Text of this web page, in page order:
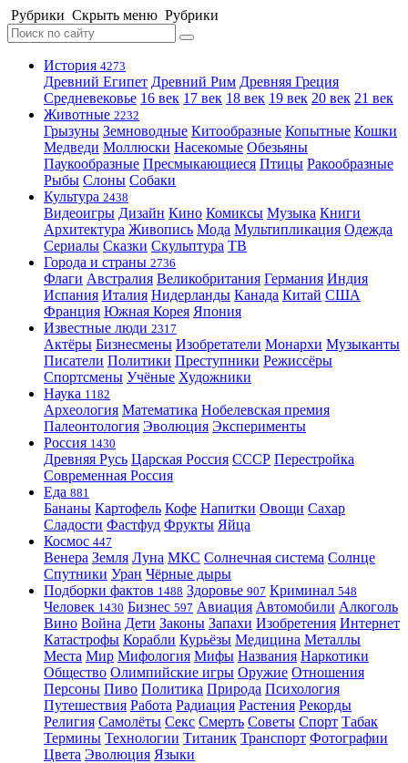
Рубрики Скрыть меню Рубрики
История 4273
Древний Египет Древний Рим Древняя Греция
Средневековье 16 век 17 век 18 век 19 век 20 век 21 век
Животные 2232
Грызуны Земноводные Китообразные Копытные Кошки
Медведи Моллюски Насекомые Обезьяны
Паукообразные Пресмыкающиеся Птицы Ракообразные
Рыбы Слоны Собаки
Культура 2438
Видеоигры Дизайн Кино Комиксы Музыка Книги
Архитектура Живопись Мода Мультипликация Одежда
Сериалы Сказки Скульптура ТВ
Города и страны 2736
Флаги Австралия Великобритания Германия Индия
Испания Италия Нидерланды Канада Китай США
Франция Южная Корея Япония
Известные люди 2317
Актёры Бизнесмены Изобретатели Монархи Музыканты
Писатели Политики Преступники Режиссёры
Спортсмены Учёные Художники
Наука 1182
Археология Математика Нобелевская премия
Палеонтология Эволюция Эксперименты
Россия 1430
Древняя Русь Царская Россия СССР Перестройка
Современная Россия
Еда 881
Бананы Картофель Кофе Напитки Овощи Сахар
Сладости Фастфуд Фрукты Яйца
Космос 447
Венера Земля Луна МКС Солнечная система Солнце
Спутники Уран Чёрные дыры
Подборки фактов 1488 Здоровье 907 Криминал 548
Человек 1430 Бизнес 597 Авиация Автомобили Алкоголь
Вино Война Дети Законы Запахи Изобретения Интернет
Катастрофы Корабли Курьёзы Медицина Металлы
Места Мир Мифология Мифы Названия Наркотики
Общество Олимпийские игры Оружие Отношения
Персоны Пиво Политика Природа Психология
Путешествия Работа Радиация Растения Рекорды
Религия Самолёты Секс Смерть Советы Спорт Табак
Термины Технологии Титаник Транспорт Фотографии
Цвета Эволюция Языки